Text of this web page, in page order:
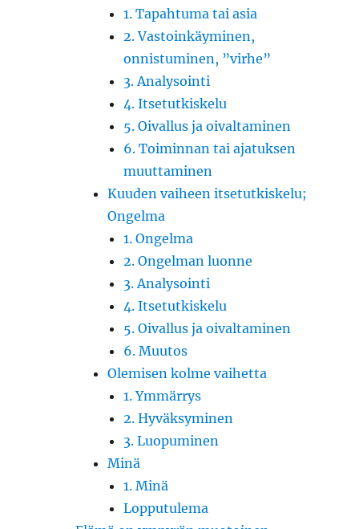
1. Tapahtuma tai asia
2. Vastoinkäyminen,
onnistuminen, ”virhe”
3. Analysointi
4. Itsetutkiskelu
5. Oivallus ja oivaltaminen
6. Toiminnan tai ajatuksen
muuttaminen
Kuuden vaiheen itsetutkiskelu;
Ongelma
1. Ongelma
2. Ongelman luonne
3. Analysointi
4. Itsetutkiskelu
5. Oivallus ja oivaltaminen
6. Muutos
Olemisen kolme vaihetta
1. Ymmärrys
2. Hyväksyminen
3. Luopuminen
Minä
1. Minä
Lopputulema